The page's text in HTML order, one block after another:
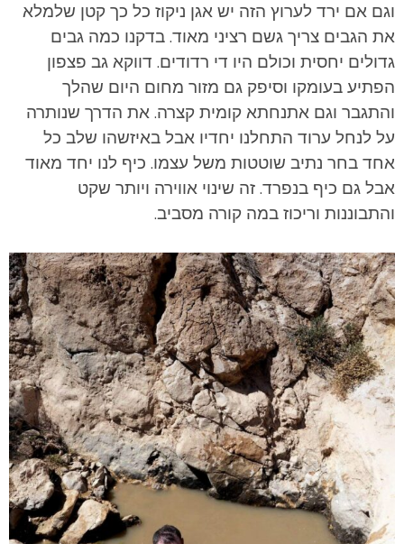
וגם אם ירד לערוץ הזה יש אגן ניקוז כל כך קטן שלמלא
את הגבים צריך גשם רציני מאוד. בדקנו כמה גבים
גדולים יחסית וכולם היו די רדודים. דווקא גב פצפון
הפתיע בעומקו וסיפק גם מזור מחום היום שהלך
והתגבר וגם אתנחתא קומית קצרה. את הדרך שנותרה
על לנחל ערוד התחלנו יחדיו אבל באיזשהו שלב כל
אחד בחר נתיב שוטטות משל עצמו. כיף לנו יחד מאוד
אבל גם כיף בנפרד. זה שינוי אווירה ויותר שקט
והתבוננות וריכוז במה קורה מסביב.